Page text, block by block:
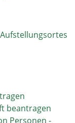
beantragen
Personen -